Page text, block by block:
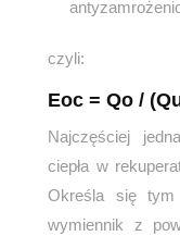
czyli:
Eoc = Qo / (Q
Najczęściej
ciepła w
Określa się tym
wymiennik z